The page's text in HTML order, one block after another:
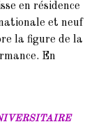
en résidence
et neuf
la figure de la
En